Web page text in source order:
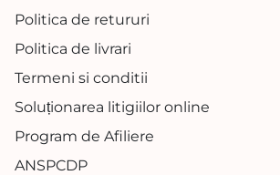
Politica de retururi
Politica de livrari
Termeni si conditii
Soluționarea litigiilor online
Program de Afiliere
ANSPCDP